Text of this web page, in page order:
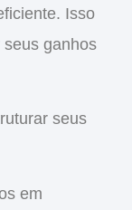
Isso
seus ganhos
seus
em